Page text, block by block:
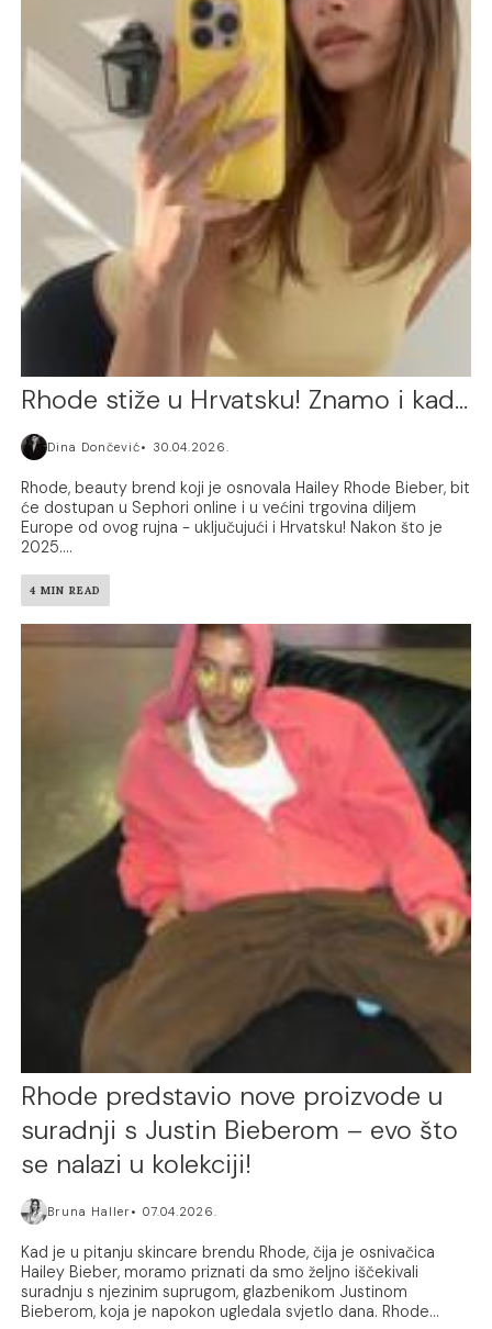
Rhode stiže u Hrvatsku! Znamo i kad…
Dina Dončević 30.04.2026.
Rhode, beauty brend koji je osnovala Hailey Rhode Bieber, bit
će dostupan u Sephori online i u većini trgovina diljem
Europe od ovog rujna - uključujući i Hrvatsku! Nakon što je
2025....
4 MIN READ
Rhode predstavio nove proizvode u
suradnji s Justin Bieberom – evo što
se nalazi u kolekciji!
Bruna Haller 07.04.2026.
Kad je u pitanju skincare brendu Rhode, čija je osnivačica
Hailey Bieber, moramo priznati da smo željno iščekivali
suradnju s njezinim suprugom, glazbenikom Justinom
Bieberom, koja je napokon ugledala svjetlo dana. Rhode...